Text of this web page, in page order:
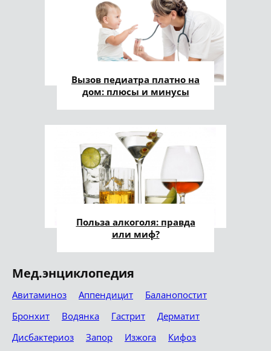
Вызов педиатра платно на
дом: плюсы и минусы
Польза алкоголя: правда
или миф?
Мед.энциклопедия
Авитаминоз Аппендицит
Баланопостит
Бронхит
Водянка Гастрит
Дерматит
Дисбактериоз
Запор Изжога
Кифоз